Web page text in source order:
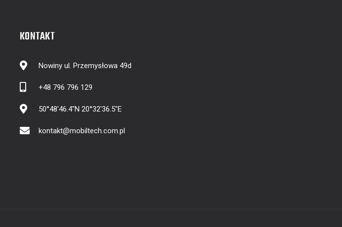
KONTAKT
Nowiny ul. Przemysłowa 49d
+48 796 796 129
50°48'46.4"N 20°32'36.5"E
kontakt@mobiltech.com.pl